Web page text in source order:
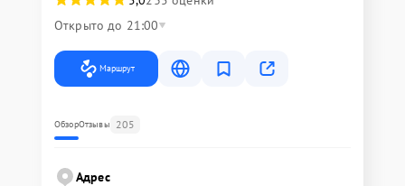
Открыто до 21:00
Маршрут
ОбзорОтзывы 205
Адрес